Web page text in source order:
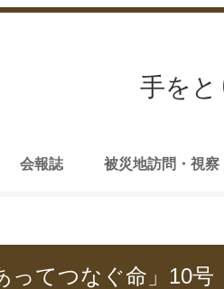
手を
会報誌 被災地訪問・視察
ってつなぐ命」10号